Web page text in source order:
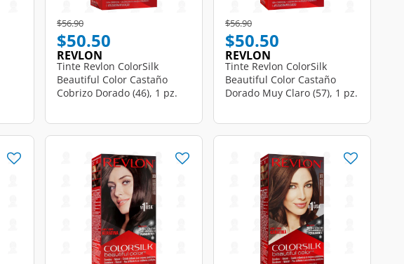
Price reduced from
$56.90to
$50.50
REVLON
Tinte Revlon ColorSilk
Beautiful Color Castaño
Cobrizo Dorado (46), 1 pz.
Price reduced from
$56.90to
$50.50
REVLON
Tinte Revlon ColorSilk
Beautiful Color Castaño
Dorado Muy Claro (57), 1 pz.